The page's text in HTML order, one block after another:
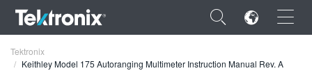
×
Tektronix
Keithley Model 175 Autoranging Multimeter Instruction Manual Rev. A